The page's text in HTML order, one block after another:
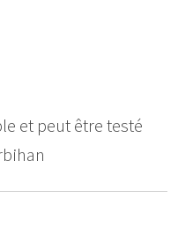
et peut être testé